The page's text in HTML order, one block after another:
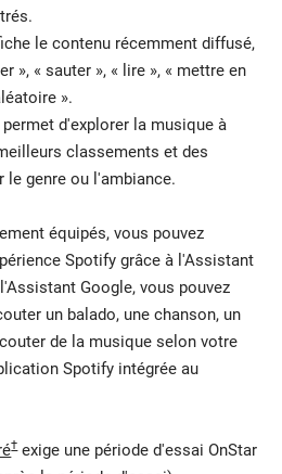
le contenu récemment diffusé,
», « sauter », « lire », « mettre en
».
d'explorer la musique à
classements et des
le genre ou l'ambiance.
équipés, vous pouvez
Spotify grâce à l'Assistant
Google, vous pouvez
un balado, une chanson, un
de la musique selon votre
Spotify intégrée au
†exige une période d'essai OnStar